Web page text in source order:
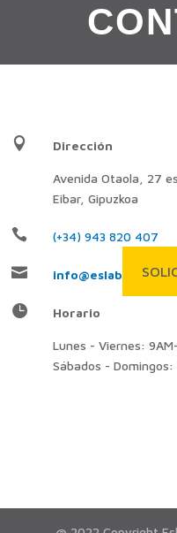
 Dirección
Avenida Otaola, 27
Eibar, Gipuzkoa
 (+34) 943 820 407
 info@eslaban.com
 Horario
Lunes - Viernes:
Sábados - Domingos: